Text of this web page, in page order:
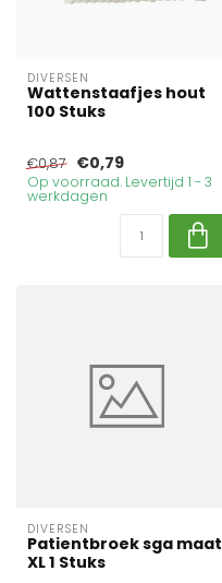
DIVERSEN
Wattenstaafjes hout
100 Stuks
€0,87 €0,79
Op voorraad. Levertijd 1 - 3
werkdagen
DIVERSEN
Patientbroek sga maat
XL 1 Stuks